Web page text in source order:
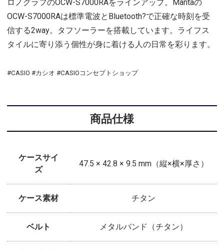
ロノグラフのOCW-S7000RAをラインアップ。Mantaの
OCW-S7000RAは標準電波とBluetooth?で正確な時刻を受
信する2way。タフソーラーを搭載しています。ライフス
タイルに寄り添う個性が身に着ける人の日常を彩ります。
#CASIO #カシオ #CASIOコンセプトショップ
商品仕様
ケースサイ
ズ
47.5 × 42.8 × 9.5 mm（縦×横×厚さ）
ケース素材 チタン
ベルト メタルバンド（チタン）